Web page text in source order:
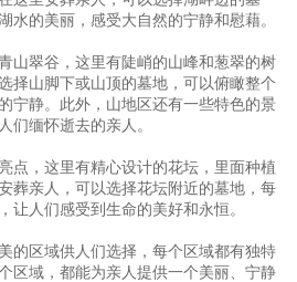
水的美丽，感受大自然的宁静和慰藉。
山翠谷，这里有陡峭的山峰和葱翠的树
择山脚下或山顶的墓地，可以俯瞰整个
宁静。此外，山地区还有一些特色的景
们缅怀逝去的亲人。
点，这里有精心设计的花坛，里面种植
葬亲人，可以选择花坛附近的墓地，每
让人们感受到生命的美好和永恒。
的区域供人们选择，每个区域都有独特
区域，都能为亲人提供一个美丽、宁静